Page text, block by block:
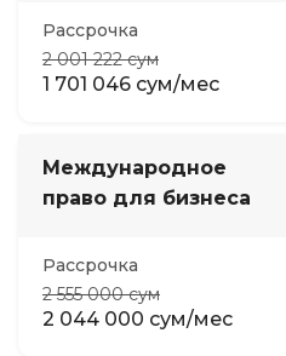
Рассрочка
2 001 222 сум
1 701 046 сум/мес
Международное
право для бизнеса
Рассрочка
2 555 000 сум
2 044 000 сум/мес